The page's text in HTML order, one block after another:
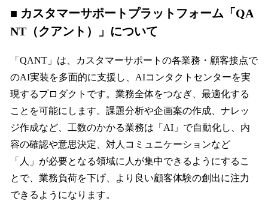
■ カスタマーサポートプラットフォーム「QA
NT（クアント）」について
「QANT」は、カスタマーサポートの各業務・顧客接点で
のAI実装を多面的に支援し、AIコンタクトセンターを実
現するプロダクトです。業務全体をつなぎ、最適化する
ことを可能にします。課題分析や企画案の作成、ナレッ
ジ作成など、工数のかかる業務は「AI」で自動化し、内
容の確認や意思決定、対人コミュニケーションなど
「人」が必要となる領域に人が集中できるようにするこ
とで、業務負荷を下げ、より良い顧客体験の創出に注力
できるようになります。